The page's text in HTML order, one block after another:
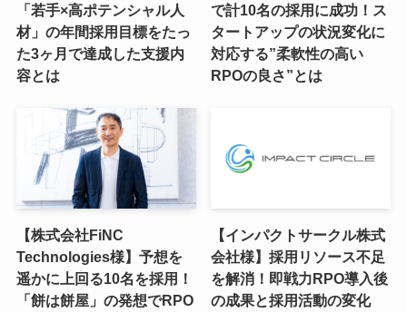
「若手×高ポテンシャル人
材」の年間採用目標をたっ
た3ヶ月で達成した支援内
容とは
で計10名の採用に成功！ス
タートアップの状況変化に
対応する”柔軟性の高い
RPOの良さ”とは
【株式会社FiNC
Technologies様】予想を
遥かに上回る10名を採用！
「餅は餅屋」の発想でRPO
【インパクトサークル株式
会社様】採用リソース不足
を解消！即戦力RPO導入後
の成果と採用活動の変化